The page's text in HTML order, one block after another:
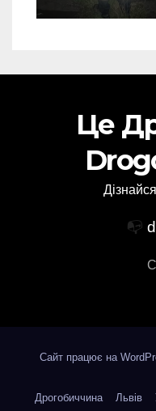
Це
📭
Сайт працює на
Дрогобиччина Львів